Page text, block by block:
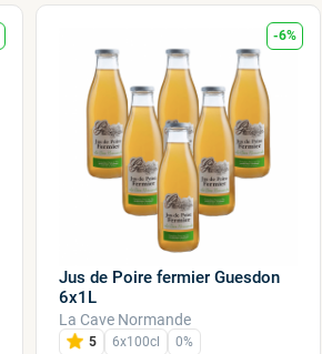
-6%
Jus de Poire fermier Guesdon
6x1L
La Cave Normande
5 6x100cl 0%